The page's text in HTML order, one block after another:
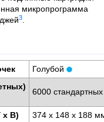
микропрограмма
3
Голубой
6000
x В)
374 x 148 x 188